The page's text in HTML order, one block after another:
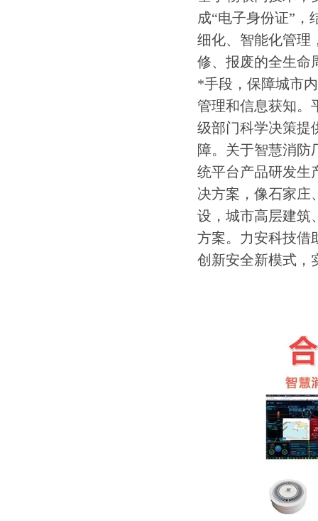
成“电子身份证”
细化、智能化管理
修、报废的全生命
*手段，保障城市
管理和信息获知。
级部门科学决策提
障。关于智慧消防
统平台产品研发生
决方案，像石家庄
设，城市高层建筑
方案。力安科技借
创新安全新模式，